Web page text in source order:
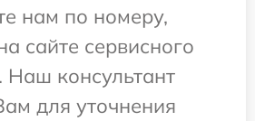
нам по номеру,
сайте сервисного
Наш консультант
для уточнения